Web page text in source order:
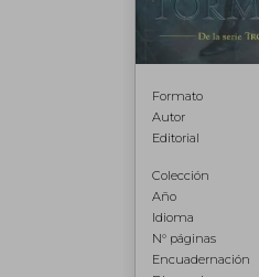
Formato
Autor
Editorial
Colección
Año
Idioma
N° páginas
Encuadernación